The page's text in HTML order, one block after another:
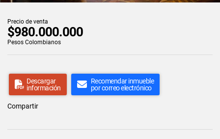
Precio de venta
$980.000.000
Pesos Colombianos
Descargar
información
Recomendar inmueble
por correo electrónico
Compartir